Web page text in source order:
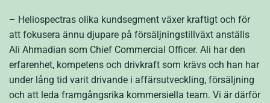
– Heliospectras olika kundsegment växer kraftigt och för
att fokusera ännu djupare på försäljningstillväxt anställs
Ali Ahmadian som Chief Commercial Officer. Ali har den
erfarenhet, kompetens och drivkraft som krävs och han har
under lång tid varit drivande i affärsutveckling, försäljning
och att leda framgångsrika kommersiella team. Vi är därför